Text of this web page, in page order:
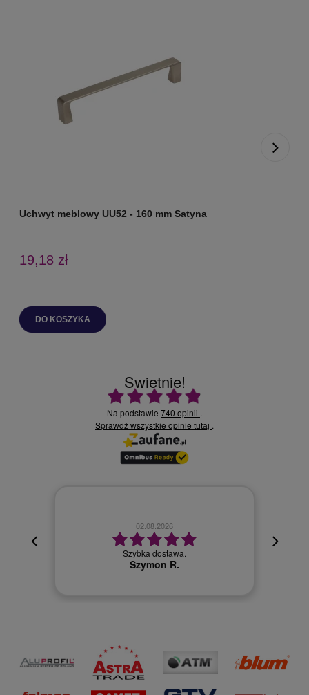
Uchwyt meblowy UU52 - 160 mm Satyna
19,18 zł
DO KOSZYKA
Świetnie!
Ocena średnia 4.9 na 5
Na podstawie 740 opinii .
Sprawdź wszystkie opinie tutaj .
02.08.2026
Szybka dostawa.
Szymon R.